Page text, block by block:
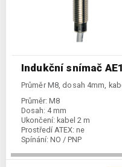
Indukční snímač
Průměr M8, dosah 4mm,
Průměr: M8
Dosah: 4 mm
Ukončení: kabel 2 m
Prostředí ATEX: ne
Spínání: NO / PNP